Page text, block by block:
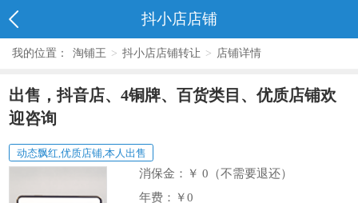
抖小店店铺
我的位置： 淘铺王 > 抖小店店铺转让 > 店铺详情
出售，抖音店、4铜牌、百货类目、优质店铺欢
迎咨询
动态飘红,优质店铺,本人出售
消保金：
￥ 0（不需要退还）
年费：
￥0